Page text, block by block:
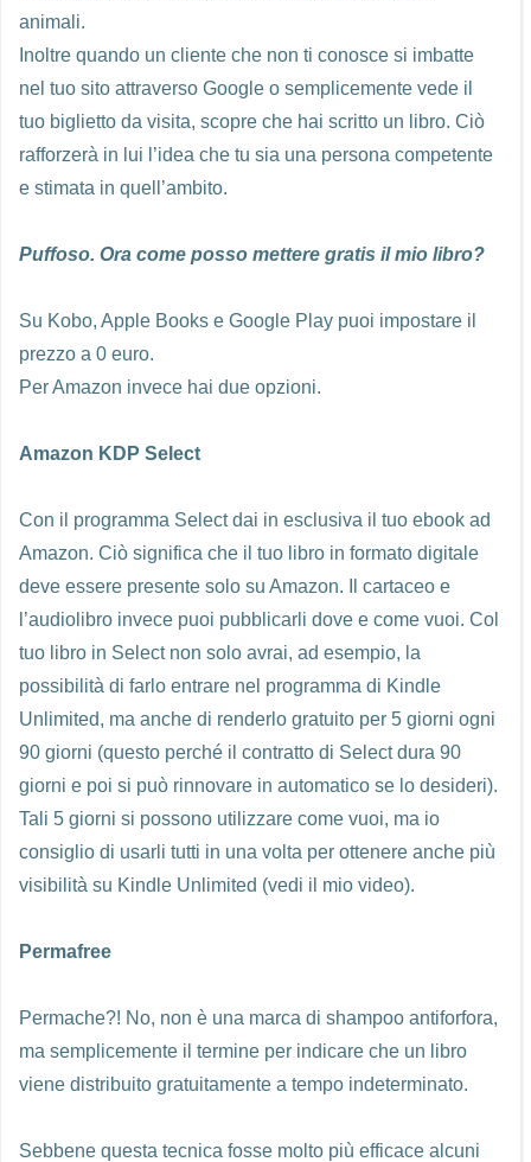
animali.
Inoltre quando un cliente che non ti conosce si imbatte
nel tuo sito attraverso Google o semplicemente vede il
tuo biglietto da visita, scopre che hai scritto un libro. Ciò
rafforzerà in lui l’idea che tu sia una persona competente
e stimata in quell’ambito.
Puffoso. Ora come posso mettere gratis il mio libro?
Su Kobo, Apple Books e Google Play puoi impostare il
prezzo a 0 euro.
Per Amazon invece hai due opzioni.
Amazon KDP Select
Con il programma Select dai in esclusiva il tuo ebook ad
Amazon. Ciò significa che il tuo libro in formato digitale
deve essere presente solo su Amazon. Il cartaceo e
l’audiolibro invece puoi pubblicarli dove e come vuoi. Col
tuo libro in Select non solo avrai, ad esempio, la
possibilità di farlo entrare nel programma di Kindle
Unlimited, ma anche di renderlo gratuito per 5 giorni ogni
90 giorni (questo perché il contratto di Select dura 90
giorni e poi si può rinnovare in automatico se lo desideri).
Tali 5 giorni si possono utilizzare come vuoi, ma io
consiglio di usarli tutti in una volta per ottenere anche più
visibilità su Kindle Unlimited (vedi il mio video).
Permafree
Permache?! No, non è una marca di shampoo antiforfora,
ma semplicemente il termine per indicare che un libro
viene distribuito gratuitamente a tempo indeterminato.
Sebbene questa tecnica fosse molto più efficace alcuni